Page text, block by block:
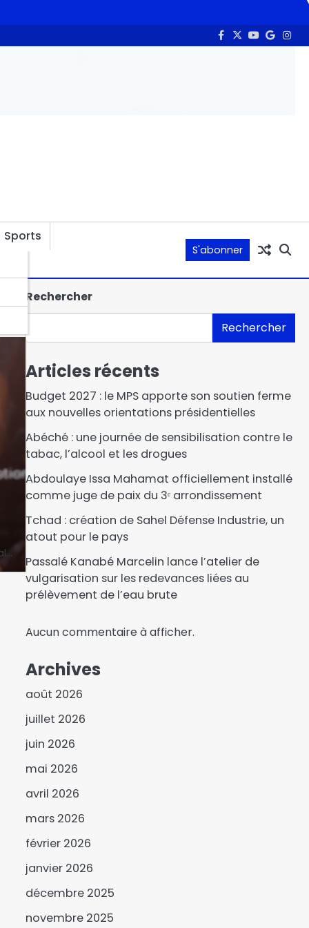
Sports
S'abonner
Rechercher
Rechercher
Articles récents
Budget 2027 : le MPS apporte son soutien ferme
aux nouvelles orientations présidentielles
Abéché : une journée de sensibilisation contre le
tabac, l’alcool et les drogues
Abdoulaye Issa Mahamat officiellement installé
comme juge de paix du 3ᵉ arrondissement
Tchad : création de Sahel Défense Industrie, un
atout pour le pays
Passalé Kanabé Marcelin lance l’atelier de
vulgarisation sur les redevances liées au
prélèvement de l’eau brute
Aucun commentaire à afficher.
Archives
août 2026
juillet 2026
juin 2026
mai 2026
avril 2026
mars 2026
février 2026
janvier 2026
décembre 2025
novembre 2025